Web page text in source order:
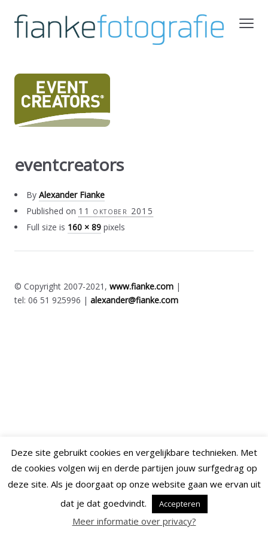
eventcreators
By Alexander Fianke
Published on 11 oktober 2015
Full size is 160 × 89 pixels
© Copyright 2007-2021,www.fianke.com |
tel: 06 51 925996 |alexander@fianke.com
Deze site gebruikt cookies en vergelijkbare technieken. Met
de cookies volgen wij en derde partijen jouw surfgedrag op
deze site. Als je doorgaat op onze website gaan we ervan uit
dat je dat goedvindt.
Accepteren
Meer informatie over privacy?